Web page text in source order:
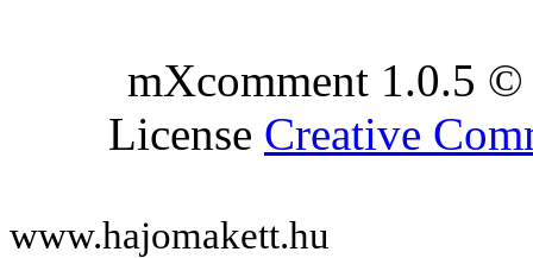
mXcomment 1.0.5
License Creative
www.hajomakett.hu